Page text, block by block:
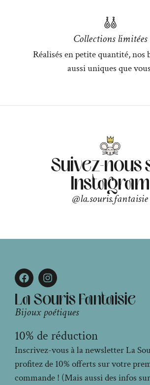
Collections limitées
Réalisés en petite quantité, nos
aussi uniques que
Suivez-nous
Instagram
@la.souris.fantaisie
La Souris Fantaisie
Bijoux poétiques
10% de réduction
Inscrivez-vous à la newsletter La
profitez de 10% offerts sur votre
commande ! (Mais aussi des infos